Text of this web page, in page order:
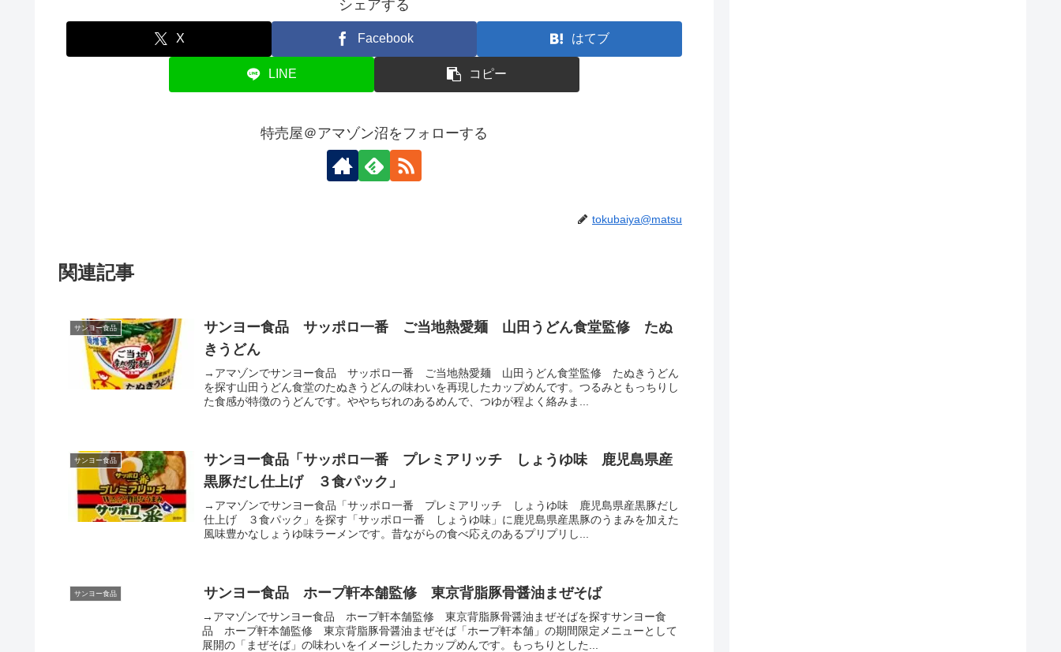
シェアする
X Facebook はてブ
LINE コピー
特売屋＠アマゾン沼をフォローする
tokubaiya@matsu
関連記事
サンヨー食品
サンヨー食品 サッポロ一番 ご当地熱愛麺 山田うどん食堂監修 たぬ
きうどん
→アマゾンでサンヨー食品 サッポロ一番 ご当地熱愛麺 山田うどん食堂監修 たぬきうどん
を探す山田うどん食堂のたぬきうどんの味わいを再現したカップめんです。つるみともっちりし
た食感が特徴のうどんです。ややちぢれのあるめんで、つゆが程よく絡みま...
サンヨー食品
サンヨー食品「サッポロ一番 プレミアリッチ しょうゆ味 鹿児島県産
黒豚だし仕上げ ３食パック」
→アマゾンでサンヨー食品「サッポロ一番 プレミアリッチ しょうゆ味 鹿児島県産黒豚だし
仕上げ ３食パック」を探す「サッポロ一番 しょうゆ味」に鹿児島県産黒豚のうまみを加えた
風味豊かなしょうゆ味ラーメンです。昔ながらの食べ応えのあるプリプリし...
サンヨー食品 サンヨー食品 ホープ軒本舗監修 東京背脂豚骨醤油まぜそば
→アマゾンでサンヨー食品 ホープ軒本舗監修 東京背脂豚骨醤油まぜそばを探すサンヨー食
品 ホープ軒本舗監修 東京背脂豚骨醤油まぜそば「ホープ軒本舗」の期間限定メニューとして
展開の「まぜそば」の味わいをイメージしたカップめんです。もっちりとした...